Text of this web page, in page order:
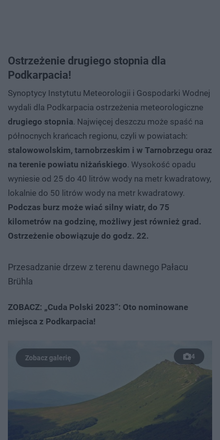
Ostrzeżenie drugiego stopnia dla
Podkarpacia!
Synoptycy Instytutu Meteorologii i Gospodarki Wodnej
wydali dla Podkarpacia ostrzeżenia meteorologiczne
drugiego stopnia. Najwięcej deszczu może spaść na
północnych krańcach regionu, czyli w powiatach:
stalowowolskim, tarnobrzeskim i w Tarnobrzegu oraz
na terenie powiatu niżańskiego. Wysokość opadu
wyniesie od 25 do 40 litrów wody na metr kwadratowy,
lokalnie do 50 litrów wody na metr kwadratowy.
Podczas burz może wiać silny wiatr, do 75
kilometrów na godzinę, możliwy jest również grad.
Ostrzeżenie obowiązuje do godz. 22.
Przesadzanie drzew z terenu dawnego Pałacu
Brühla
ZOBACZ: „Cuda Polski 2023”: Oto nominowane
miejsca z Podkarpacia!
4